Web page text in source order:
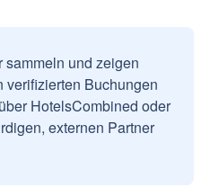
sammeln und zeigen
verifizierten Buchungen
HotelsCombined oder
externen Partner